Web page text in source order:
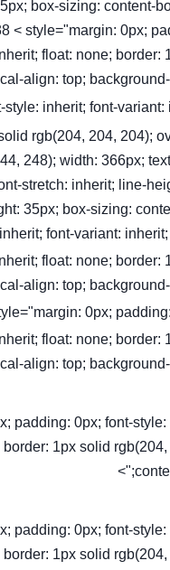
box-sizing: content-
< style="margin: 0px;
float: none;
align: top;
inherit; font-
rgb(204, 204, 204);
248); width: 366px;
stretch: inherit; line-
35px; box-sizing:
font-variant:
float: none;
align: top;
0px;
float: none;
align: top;
padding: 0px; font-
1px solid
padding: 0px; font-
1px solid